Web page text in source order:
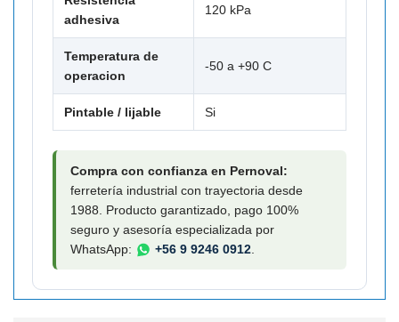
adhesiva
120 kPa
Temperatura de
operacion
-50 a +90 C
Pintable / lijable Si
Compra con confianza en Pernoval:
ferretería industrial con trayectoria desde
1988. Producto garantizado, pago 100%
seguro y asesoría especializada por
WhatsApp:
+56 9 9246 0912